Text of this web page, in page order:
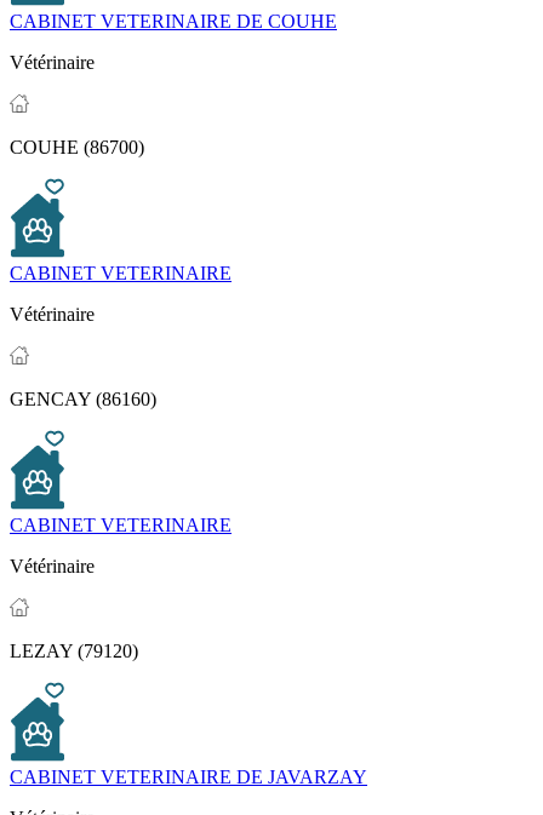
CABINET VETERINAIRE DE COUHE
Vétérinaire
COUHE (86700)
CABINET VETERINAIRE
Vétérinaire
GENCAY (86160)
CABINET VETERINAIRE
Vétérinaire
LEZAY (79120)
CABINET VETERINAIRE DE JAVARZAY